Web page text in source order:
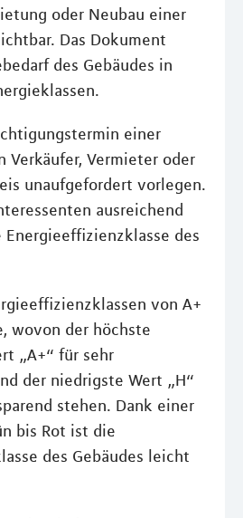
oder Neubau einer
Das Dokument
des Gebäudes in
einer
Verkäufer, Vermieter oder
unaufgefordert vorlegen.
ausreichend
des
von A+
wovon der höchste
„A+“ für sehr
der niedrigste Wert „H“
stehen. Dank einer
bis Rot ist die
des Gebäudes leicht